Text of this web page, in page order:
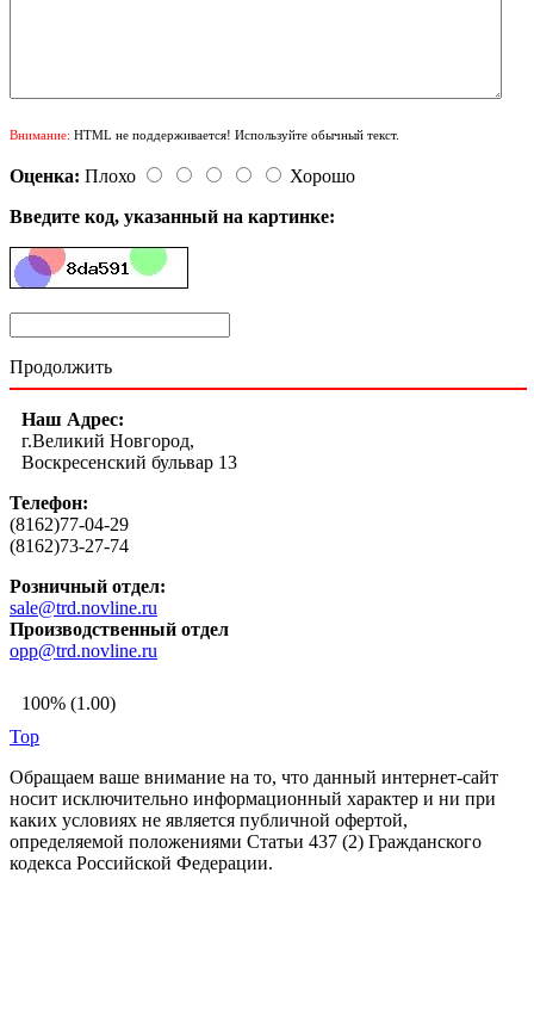
Внимание: HTML не поддерживается! Используйте обычный текст.
Оценка: Плохо
Хорошо
Введите код, указанный на картинке:
Продолжить
Наш Адрес:
г.Великий Новгород,
Воскресенский бульвар 13
Телефон:
(8162)77-04-29
(8162)73-27-74
Розничный отдел:
sale@trd.novline.ru
Производственный отдел
opp@trd.novline.ru
100% (1.00)
Top
Обращаем ваше внимание на то, что данный интернет-сайт
носит исключительно информационный характер и ни при
каких условиях не является публичной офертой,
определяемой положениями Статьи 437 (2) Гражданского
кодекса Российской Федерации.